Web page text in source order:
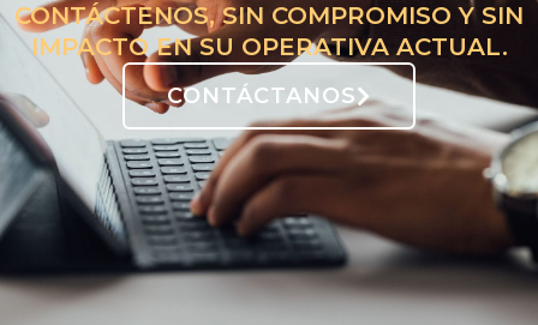
CONTÁCTENOS, SIN COMPROMISO Y SIN
IMPACTO EN SU OPERATIVA ACTUAL.
CONTÁCTANOS